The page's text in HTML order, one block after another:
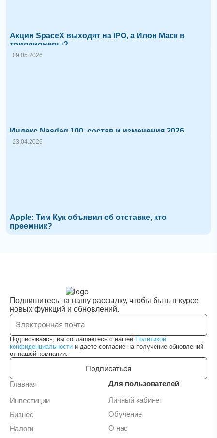
Акции SpaceX выходят на IPO, а Илон Маск в
триллионеры?
09.05.2026
Индекс Nasdaq 100, состав и изменения 2026
23.04.2026
Apple: Тим Кук объявил об отставке, кто
преемник?
Подпишитесь на нашу рассылку, чтобы быть в курсе
новых функций и обновлений.
Подписаться
Подписываясь, вы соглашаетесь с нашей Политикой
конфиденциальности и даете согласие на получение обновлений
от нашей компании.
Главная Для пользователей
Инвестиции
Личный кабинет
Бизнес
Обучение
Налоги
О нас